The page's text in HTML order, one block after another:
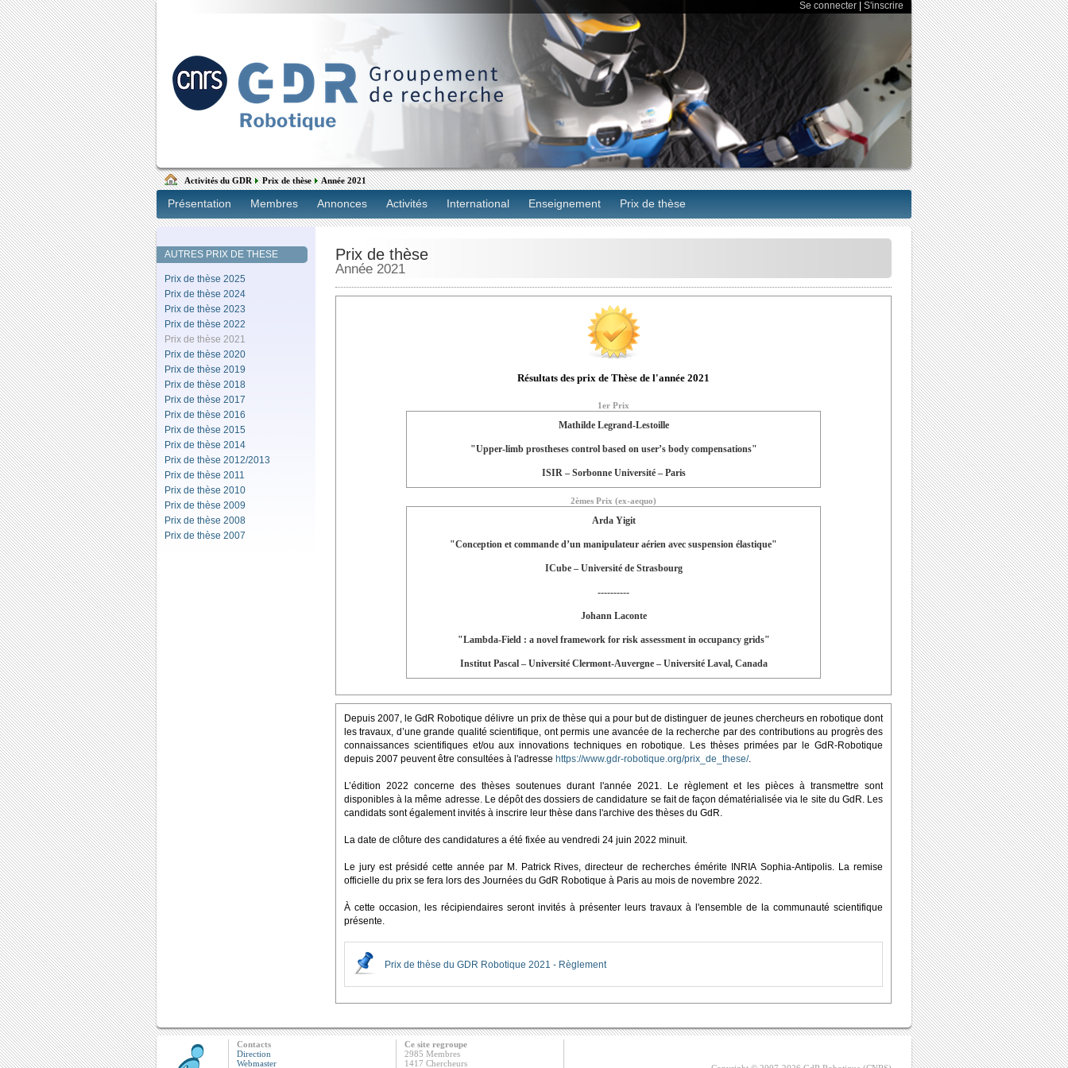
Se connecter S'inscrire
Activités du GDR Prix de thèse Année 2021
Présentation Membres Annonces Activités International Enseignement Prix de thèse
AUTRES PRIX DE THESE
Prix de thèse 2025
Prix de thèse 2024
Prix de thèse 2023
Prix de thèse 2022
Prix de thèse 2021
Prix de thèse 2020
Prix de thèse 2019
Prix de thèse 2018
Prix de thèse 2017
Prix de thèse 2016
Prix de thèse 2015
Prix de thèse 2014
Prix de thèse 2012/2013
Prix de thèse 2011
Prix de thèse 2010
Prix de thèse 2009
Prix de thèse 2008
Prix de thèse 2007
Prix de thèse
Année 2021
Résultats des prix de Thèse de l'année 2021
1er Prix
Mathilde Legrand-Lestoille
"Upper-limb prostheses control based on user’s body compensations"
ISIR – Sorbonne Université – Paris
2èmes Prix (ex-aequo)
Arda Yigit
"Conception et commande d’un manipulateur aérien avec suspension élastique"
ICube – Université de Strasbourg
----------
Johann Laconte
"Lambda-Field : a novel framework for risk assessment in occupancy grids"
Institut Pascal – Université Clermont-Auvergne – Université Laval, Canada
Depuis 2007, le GdR Robotique délivre un prix de thèse qui a pour but de distinguer de jeunes chercheurs en robotique dont
les travaux, d’une grande qualité scientifique, ont permis une avancée de la recherche par des contributions au progrès des
connaissances scientifiques et/ou aux innovations techniques en robotique. Les thèses primées par le GdR-Robotique
depuis 2007 peuvent être consultées à l'adresse https://www.gdr-robotique.org/prix_de_these/.
L’édition 2022 concerne des thèses soutenues durant l'année 2021. Le règlement et les pièces à transmettre sont
disponibles à la même adresse. Le dépôt des dossiers de candidature se fait de façon dématérialisée via le site du GdR. Les
candidats sont également invités à inscrire leur thèse dans l'archive des thèses du GdR.
La date de clôture des candidatures a été fixée au vendredi 24 juin 2022 minuit.
Le jury est présidé cette année par M. Patrick Rives, directeur de recherches émérite INRIA Sophia-Antipolis. La remise
officielle du prix se fera lors des Journées du GdR Robotique à Paris au mois de novembre 2022.
À cette occasion, les récipiendaires seront invités à présenter leurs travaux à l'ensemble de la communauté scientifique
présente.
Prix de thèse du GDR Robotique 2021 - Règlement
Contacts
Direction
Webmaster
Ce site regroupe
2985 Membres
1417 Chercheurs